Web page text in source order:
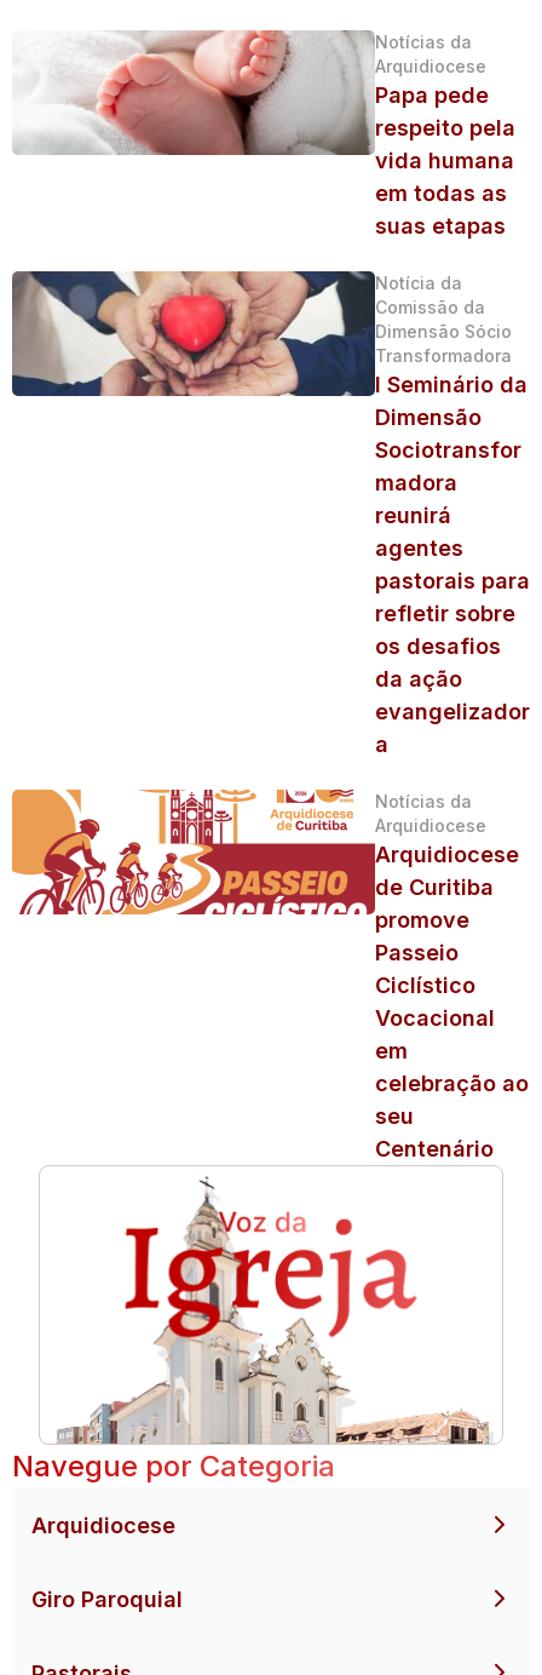
Notícias da
Arquidiocese
Papa pede
respeito pela
vida humana
em todas as
suas etapas
Notícia da
Comissão da
Dimensão Sócio
Transformadora
I Seminário da
Dimensão
Sociotransfor
madora
reunirá
agentes
pastorais para
refletir sobre
os desafios
da ação
evangelizador
a
Notícias da
Arquidiocese
Arquidiocese
de Curitiba
promove
Passeio
Ciclístico
Vocacional
em
celebração ao
seu
Centenário
Navegue por Categoria
Arquidiocese
Giro Paroquial